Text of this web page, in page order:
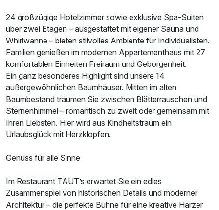
Ausstattung
Für 5 Tage p.P. ab
24 großzügige Hotelzimmer sowie exklusive Spa-Suiten
über zwei Etagen – ausgestattet mit eigener Sauna und
Whirlwanne – bieten stilvolles Ambiente für Individualisten.
Familien genießen im modernen Appartementhaus mit 27
komfortablen Einheiten Freiraum und Geborgenheit.
Ein ganz besonderes Highlight sind unsere 14
außergewöhnlichen Baumhäuser. Mitten im alten
Baumbestand träumen Sie zwischen Blätterrauschen und
Sternenhimmel – romantisch zu zweit oder gemeinsam mit
Ihren Liebsten. Hier wird aus Kindheitstraum ein
Urlaubsglück mit Herzklopfen.
Genuss für alle Sinne
Im Restaurant TAUT’s erwartet Sie ein edles
Zusammenspiel von historischen Details und moderner
Architektur – die perfekte Bühne für eine kreative Harzer